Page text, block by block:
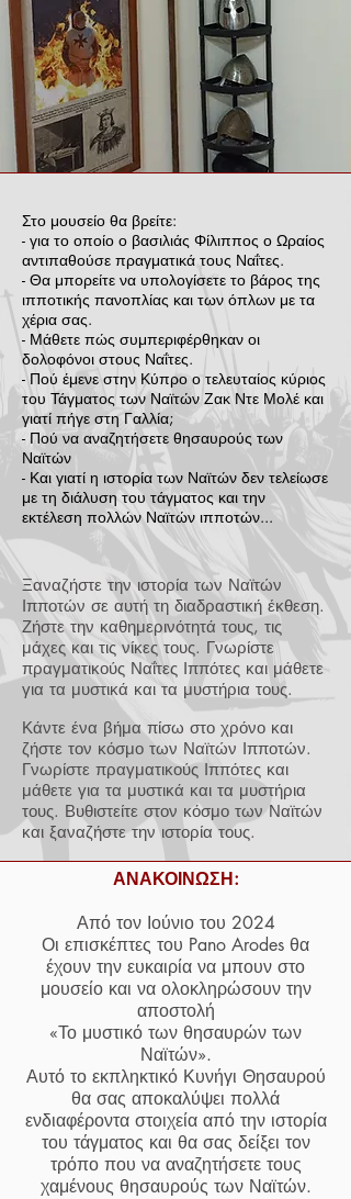
Στο μουσείο θα βρείτε:
- για το οποίο ο βασιλιάς Φίλιππος ο Ωραίος
αντιπαθούσε πραγματικά τους Ναΐτες.
- Θα μπορείτε να υπολογίσετε το βάρος της
ιπποτικής πανοπλίας και των όπλων με τα
χέρια σας.
- Μάθετε πώς συμπεριφέρθηκαν οι
δολοφόνοι στους Ναΐτες.
- Πού έμενε στην Κύπρο ο τελευταίος κύριος
του Τάγματος των Ναϊτών Ζακ Ντε Μολέ και
γιατί πήγε στη Γαλλία;
- Πού να αναζητήσετε θησαυρούς των
Ναϊτών
- Και γιατί η ιστορία των Ναϊτών δεν τελείωσε
με τη διάλυση του τάγματος και την
εκτέλεση πολλών Ναϊτών ιπποτών...
Ξαναζήστε την ιστορία των Ναϊτών
Ιπποτών σε αυτή τη διαδραστική έκθεση.
Ζήστε την καθημερινότητά τους, τις
μάχες και τις νίκες τους. Γνωρίστε
πραγματικούς Ναΐτες Ιππότες και μάθετε
για τα μυστικά και τα μυστήρια τους.
Κάντε ένα βήμα πίσω στο χρόνο και
ζήστε τον κόσμο των Ναϊτών Ιπποτών.
Γνωρίστε πραγματικούς Ιππότες και
μάθετε για τα μυστικά και τα μυστήρια
τους. Βυθιστείτε στον κόσμο των Ναϊτών
και ξαναζήστε την ιστορία τους.
ΑΝΑΚΟΙΝΩΣΗ:
Από τον Ιούνιο του 2024
Οι επισκέπτες του Pano Arodes θα
έχουν την ευκαιρία να μπουν στο
μουσείο και να ολοκληρώσουν την
αποστολή
«Το μυστικό των θησαυρών των
Ναϊτών».
Αυτό το εκπληκτικό Κυνήγι Θησαυρού
θα σας αποκαλύψει πολλά
ενδιαφέροντα στοιχεία από την ιστορία
του τάγματος και θα σας δείξει τον
τρόπο που να αναζητήσετε τους
χαμένους θησαυρούς των Ναϊτών.